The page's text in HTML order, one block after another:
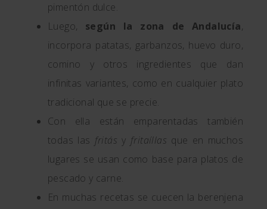
pimentón dulce.
Luego, según la zona de Andalucía,
incorpora patatas, garbanzos, huevo duro,
comino y otros ingredientes que dan
infinitas variantes, como en cualquier plato
tradicional que se precie.
Con ella están emparentadas también
todas las fritás y fritaíllas que en muchos
lugares se usan como base para platos de
pescado y carne.
En muchas recetas se cuecen la berenjena